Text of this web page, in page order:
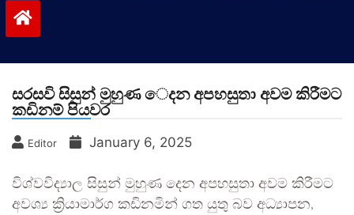
සරසවි සිසුන් මුහුණ ෙදන අපහසුතා අවම කිරීමට
කඩිනම් පියවර
Editor January 6, 2025
විශ්වවිද්‍යාල සිසුන් මුහුණ දෙන අපහසුතා අවම කිරීමට
අවශ්‍ය ක්‍රියාමාර්ග කඩිනමින් ගත යුතු බව අධ්‍යාපන,